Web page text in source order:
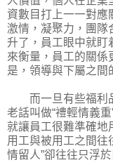
資數目打上一一對應
激情，凝聚力，團隊
升了，員工眼中就盯
來衡量，員工的關係
是，領導與下屬之間
而一旦有些福利品
老話叫做“禮輕情義
就讓員工很難準確地
用工與被用工之間往
情留人”卻往往只浮